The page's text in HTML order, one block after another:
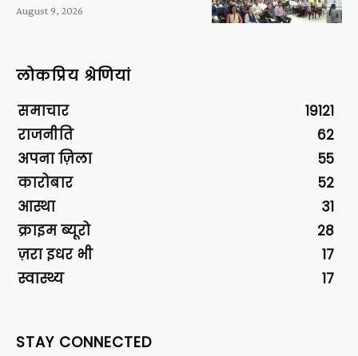
August 9, 2026
लोकप्रिय श्रेणियां
समाचार
19121
राजनीति
62
अपना ज़िला
55
कारोबार
52
आस्था
31
क्राइम ब्यूरो
28
ज़रा इधर भी
17
स्वास्थ्य
17
STAY CONNECTED